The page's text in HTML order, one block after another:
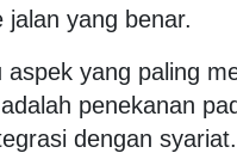
jalan yang benar.
aspek yang paling
penekanan
dengan